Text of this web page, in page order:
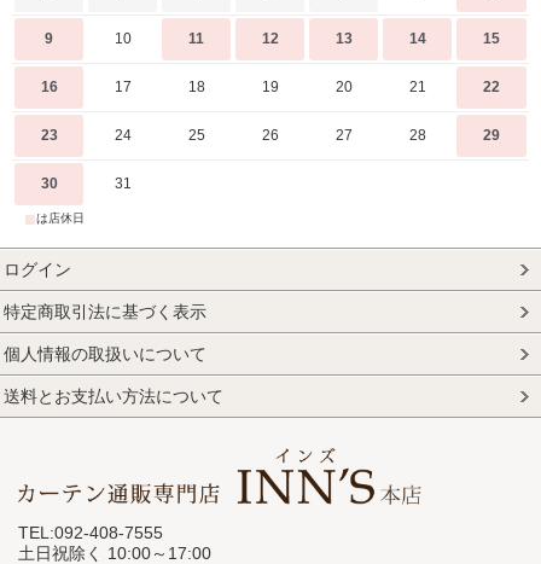
9 10 11 12 13 14 15
16 17 18 19 20 21 22
23 24 25 26 27 28 29
30 31
■は店休日
ログイン
特定商取引法に基づく表示
個人情報の取扱いについて
送料とお支払い方法について
TEL:092-408-7555
土日祝除く 10:00～17:00